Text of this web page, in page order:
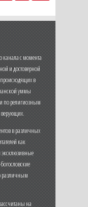
с момента
и достоверной
в
уммы
по религиозным
в различных
как
различным
на